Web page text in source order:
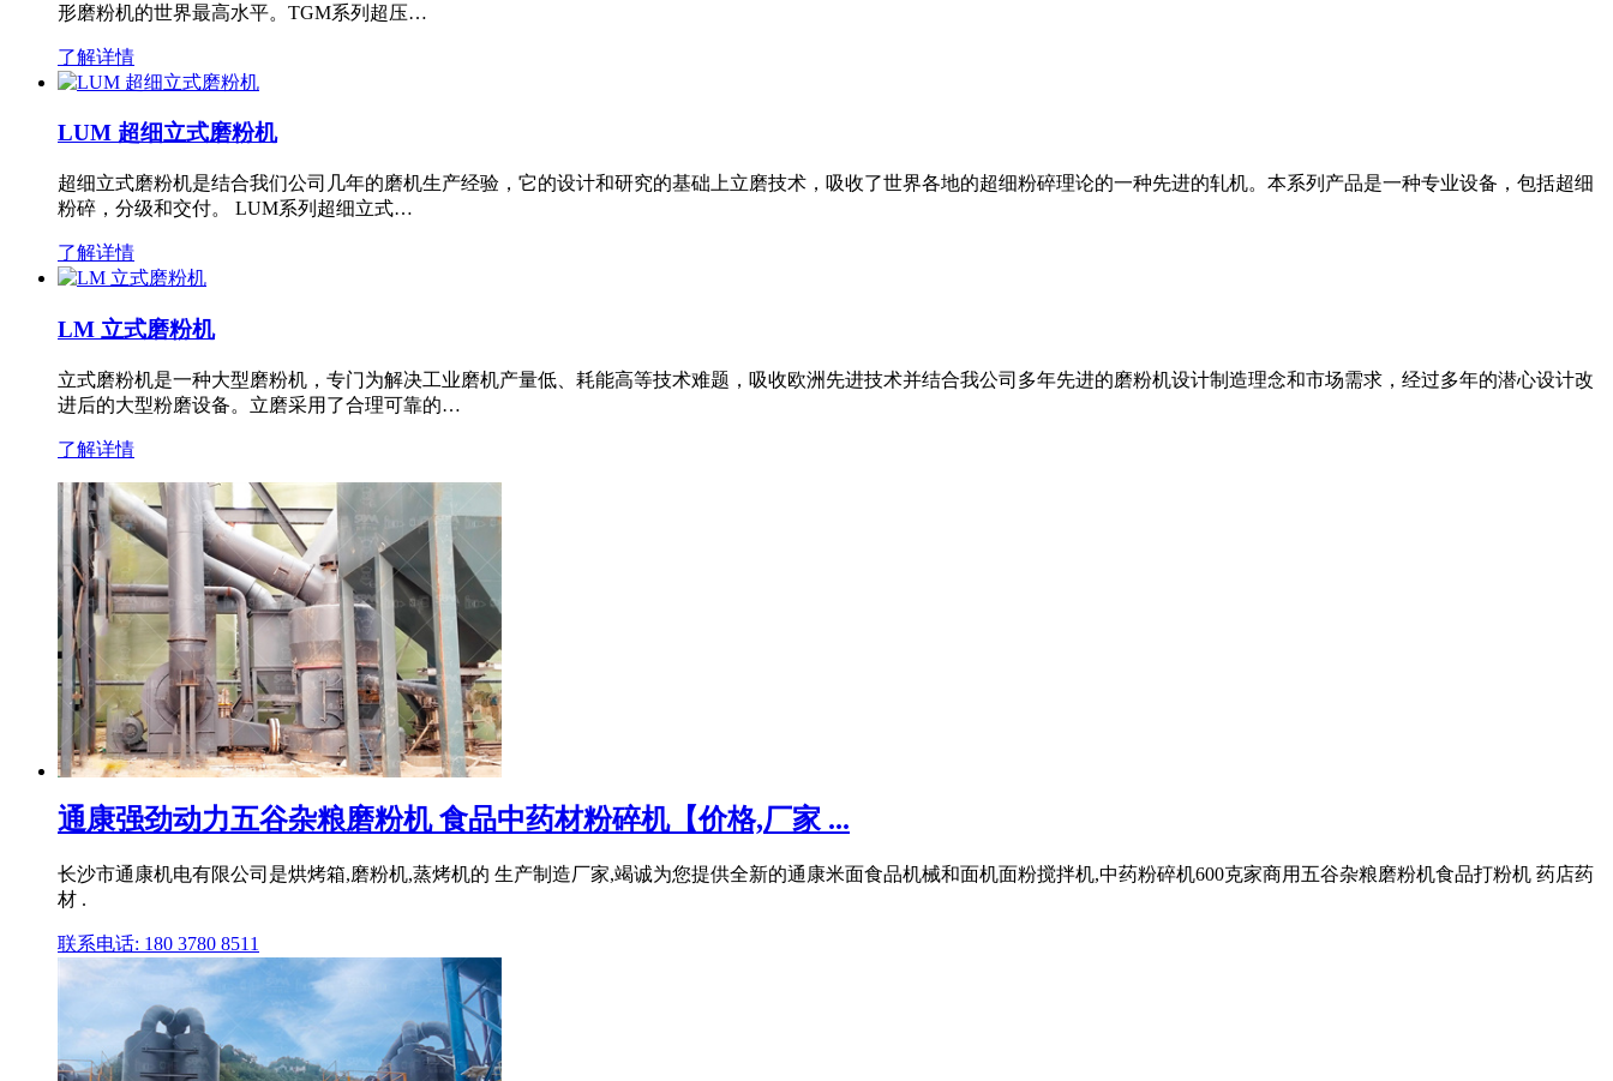
形磨粉机的世界最高水平。TGM系列超压…
了解详情
LUM 超细立式磨粉机
超细立式磨粉机是结合我们公司几年的磨机生产经验，它的设计和研究的基础上立磨技术，吸收了世界各地的超细粉碎理论的一种先进的轧机。本系列产品是一种专业设备，包括超细
粉碎，分级和交付。 LUM系列超细立式…
了解详情
LM 立式磨粉机
立式磨粉机是一种大型磨粉机，专门为解决工业磨机产量低、耗能高等技术难题，吸收欧洲先进技术并结合我公司多年先进的磨粉机设计制造理念和市场需求，经过多年的潜心设计改
进后的大型粉磨设备。立磨采用了合理可靠的…
了解详情
通康强劲动力五谷杂粮磨粉机 食品中药材粉碎机【价格,厂家 ...
长沙市通康机电有限公司是烘烤箱,磨粉机,蒸烤机的 生产制造厂家,竭诚为您提供全新的通康米面食品机械和面机面粉搅拌机,中药粉碎机600克家商用五谷杂粮磨粉机食品打粉机 药店药
材 .
联系电话: 180 3780 8511